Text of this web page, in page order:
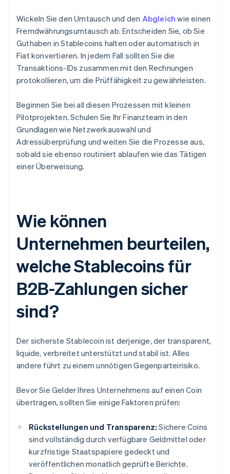
Wickeln Sie den Umtausch und den Abgleich wie einen
Fremdwährungsumtausch ab. Entscheiden Sie, ob Sie
Guthaben in Stablecoins halten oder automatisch in
Fiat konvertieren. In jedem Fall sollten Sie die
Transaktions-IDs zusammen mit den Rechnungen
protokollieren, um die Prüffähigkeit zu gewährleisten.
Beginnen Sie bei all diesen Prozessen mit kleinen
Pilotprojekten. Schulen Sie Ihr Finanzteam in den
Grundlagen wie Netzwerkauswahl und
Adressüberprüfung und weiten Sie die Prozesse aus,
sobald sie ebenso routiniert ablaufen wie das Tätigen
einer Überweisung.
Wie können
Unternehmen beurteilen,
welche Stablecoins für
B2B-Zahlungen sicher
sind?
Der sicherste Stablecoin ist derjenige, der transparent,
liquide, verbreitet unterstützt und stabil ist. Alles
andere führt zu einem unnötigen Gegenparteirisiko.
Bevor Sie Gelder Ihres Unternehmens auf einen Coin
übertragen, sollten Sie einige Faktoren prüfen:
Rückstellungen und Transparenz: Sichere Coins
sind vollständig durch verfügbare Geldmittel oder
kurzfristige Staatspapiere gedeckt und
veröffentlichen monatlich geprüfte Berichte.